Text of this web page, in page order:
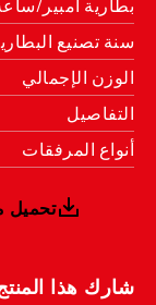
بطارية أمبير/
سنة تصنيع
الوزن الإجمالي
التفاصيل
أنواع المرفقات
تحميل
شارك هذا